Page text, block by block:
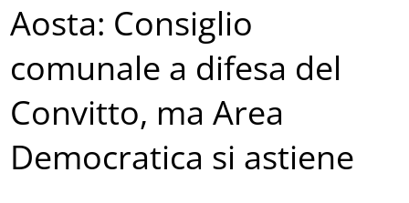
Aosta: Consiglio
comunale a difesa del
Convitto, ma Area
Democratica si astiene